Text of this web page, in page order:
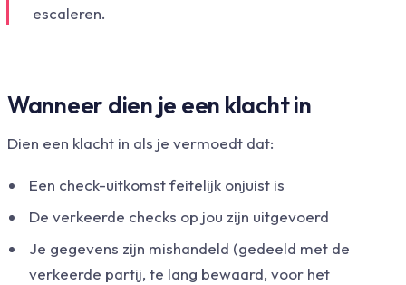
escaleren.
Wanneer dien je een klacht in
Dien een klacht in als je vermoedt dat:
Een check-uitkomst feitelijk onjuist is
De verkeerde checks op jou zijn uitgevoerd
Je gegevens zijn mishandeld (gedeeld met de
verkeerde partij, te lang bewaard, voor het